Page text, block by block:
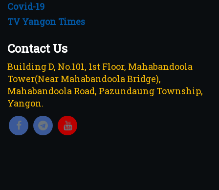
Covid-19
TV Yangon Times
Contact Us
Building D, No.101, 1st Floor, Mahabandoola
Tower(Near Mahabandoola Bridge),
Mahabandoola Road, Pazundaung Township,
Yangon.